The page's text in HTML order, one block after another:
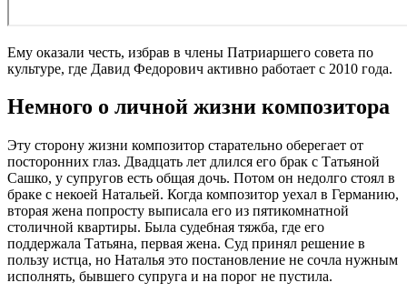
Ему оказали честь, избрав в члены Патриаршего совета по
культуре, где Давид Федорович активно работает с 2010 года.
Немного о личной жизни композитора
Эту сторону жизни композитор старательно оберегает от
посторонних глаз. Двадцать лет длился его брак с Татьяной
Сашко, у супругов есть общая дочь. Потом он недолго стоял в
браке с некоей Натальей. Когда композитор уехал в Германию,
вторая жена попросту выписала его из пятикомнатной
столичной квартиры. Была судебная тяжба, где его
поддержала Татьяна, первая жена. Суд принял решение в
пользу истца, но Наталья это постановление не сочла нужным
исполнять, бывшего супруга и на порог не пустила.